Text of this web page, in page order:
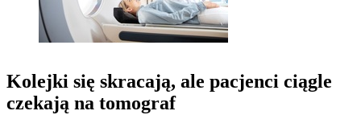
Kolejki się skracają, ale pacjenci ciągle
czekają na tomograf